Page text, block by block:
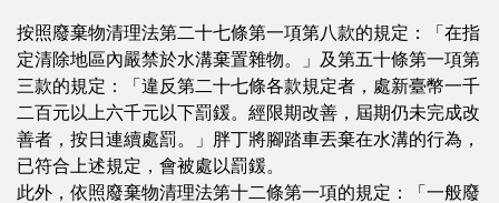
按照廢棄物清理法第二十七條第一項第八款的規定：「在指
定清除地區內嚴禁於水溝棄置雜物。」及第五十條第一項第
三款的規定：「違反第二十七條各款規定者，處新臺幣一千
二百元以上六千元以下罰鍰。經限期改善，屆期仍未完成改
善者，按日連續處罰。」胖丁將腳踏車丟棄在水溝的行為，
已符合上述規定，會被處以罰鍰。
此外，依照廢棄物清理法第十二條第一項的規定：「一般廢